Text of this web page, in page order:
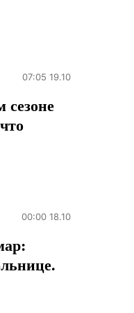
07:05 19.10
00:00 18.10